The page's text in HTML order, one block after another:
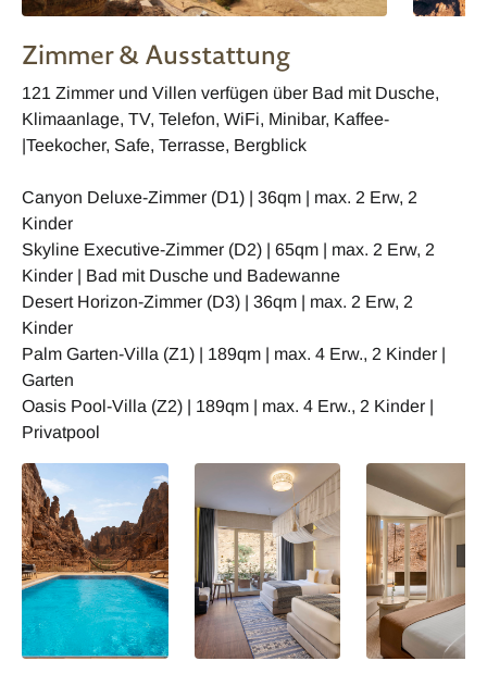
Zimmer & Ausstattung
121 Zimmer und Villen verfügen über Bad mit Dusche,
Klimaanlage, TV, Telefon, WiFi, Minibar, Kaffee-
|Teekocher, Safe, Terrasse, Bergblick
Canyon Deluxe-Zimmer (D1) | 36qm | max. 2 Erw, 2
Kinder
Skyline Executive-Zimmer (D2) | 65qm | max. 2 Erw, 2
Kinder | Bad mit Dusche und Badewanne
Desert Horizon-Zimmer (D3) | 36qm | max. 2 Erw, 2
Kinder
Palm Garten-Villa (Z1) | 189qm | max. 4 Erw., 2 Kinder |
Garten
Oasis Pool-Villa (Z2) | 189qm | max. 4 Erw., 2 Kinder |
Privatpool